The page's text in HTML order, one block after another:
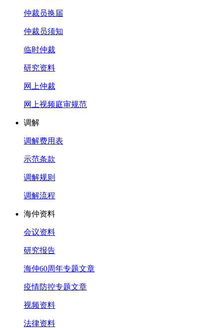
仲裁员换届
仲裁员须知
临时仲裁
研究资料
网上仲裁
网上视频庭审规范
调解
调解费用表
示范条款
调解规则
调解流程
海仲资料
会议资料
研究报告
海仲60周年专题文章
疫情防控专题文章
视频资料
法律资料